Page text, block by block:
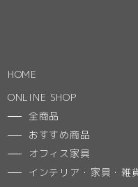
HOME
ONLINE SHOP
全商品
おすすめ商品
オフィス家具
インテリア・家具・雑